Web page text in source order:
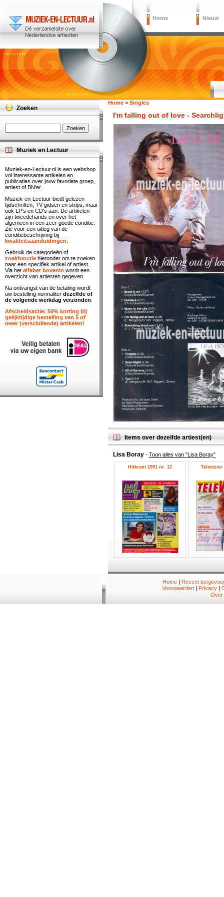
Home Nieuw
Home » Singles
I'm falling out of love -
Items over dezelfde artiest(en)
Lisa Boray - Toon alles van "Lisa Boray"
Hitkrant 1991 nr. 12 Televizier
Zoeken
Muziek en Lectuur
Muziek-en-Lectuur.nl is een webshop
vol interessante artikelen en
publicaties over jouw favoriete groep,
artiest of BN'er.
Muziek-en-Lectuur biedt gelezen
tijdschriften, TV-gidsen en strips, maar
ook LP's en CD's aan. De artikelen
zijn tweedehands en over het
algemeen in een zeer goede conditie.
Zie voor een uitleg van de
conditiebeschrijving bij
kwaliteitsaanduidingen
Gebruik de categorieën of
zoekfunctie hieronder om te zoeken
naar een specifiek artikel of artiest.
Via het alfabet bovenin wordt een
overzicht van artiesten gegeven.
Na ontvangst van de betaling wordt
uw bestelling normaliter dezelfde of
de volgende werkdag verzonden
Afscheidsactie: 50% korting bij
gelijktijdige bestelling van 5 of
meer (verschillende) artikelen!
Home| Recent
Voorwaarden | Privacy |
Over